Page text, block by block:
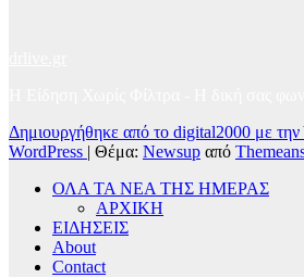
Δημιουργήθηκε από το digital2000 με την
WordPress | Θέμα: Newsup από
ΟΛΑ ΤΑ ΝΕΑ ΤΗΣ ΗΜΕΡΑΣ
ΑΡΧΙΚΗ
ΕΙΔΗΣΕΙΣ
About
Contact